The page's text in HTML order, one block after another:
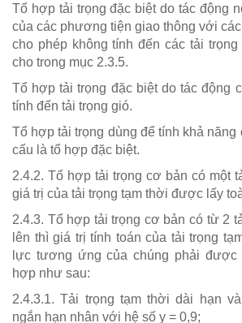
Tổ hợp tải trọng đặc biệt do tác động
của các phương tiện giao thông với
cho phép không tính đến các tải
cho trong mục 2.3.5.
Tổ hợp tải trọng đặc biệt do tác động
tính đến tải trọng gió.
Tổ hợp tải trọng dùng để tính khả năng
cấu là tổ hợp đặc biệt.
2.4.2. Tổ hợp tải trọng cơ bản có một
giá trị của tải trọng tạm thời được lấy
2.4.3. Tổ hợp tải trọng cơ bản có từ 2
lên thì giá trị tính toán của tải trọng
lực tương ứng của chúng phải
hợp như sau:
2.4.3.1. Tải trọng tạm thời dài hạn
ngắn hạn nhân với hệ số y = 0,9;